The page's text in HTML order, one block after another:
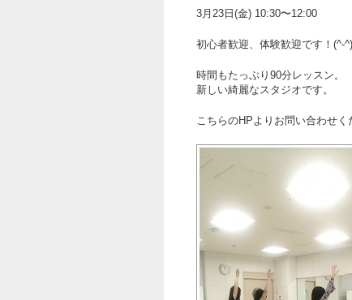
3月23日(金) 10:30〜12:00
初心者歓迎、体験歓迎です！(^-^)
時間もたっぷり90分レッスン。
新しい綺麗なスタジオです。
こちらのHPよりお問い合わせく